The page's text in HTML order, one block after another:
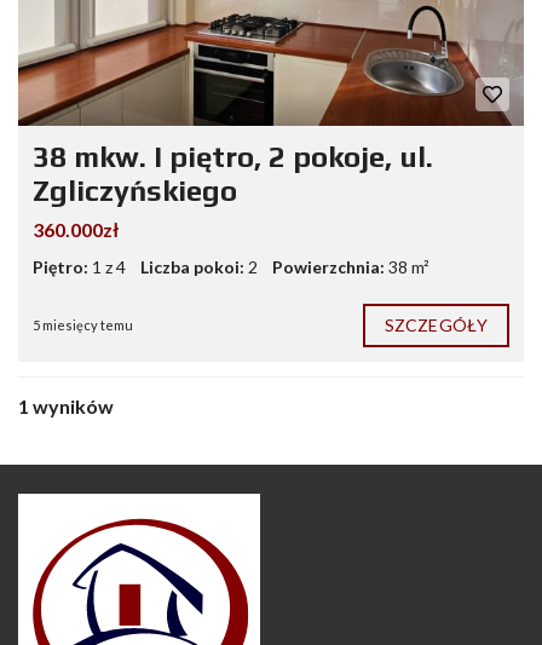
38 mkw. I piętro, 2 pokoje, ul.
Zgliczyńskiego
360.000zł
Piętro: 1 z 4 Liczba pokoi: 2 Powierzchnia: 38 m²
5 miesięcy temu SZCZEGÓŁY
1 wyników